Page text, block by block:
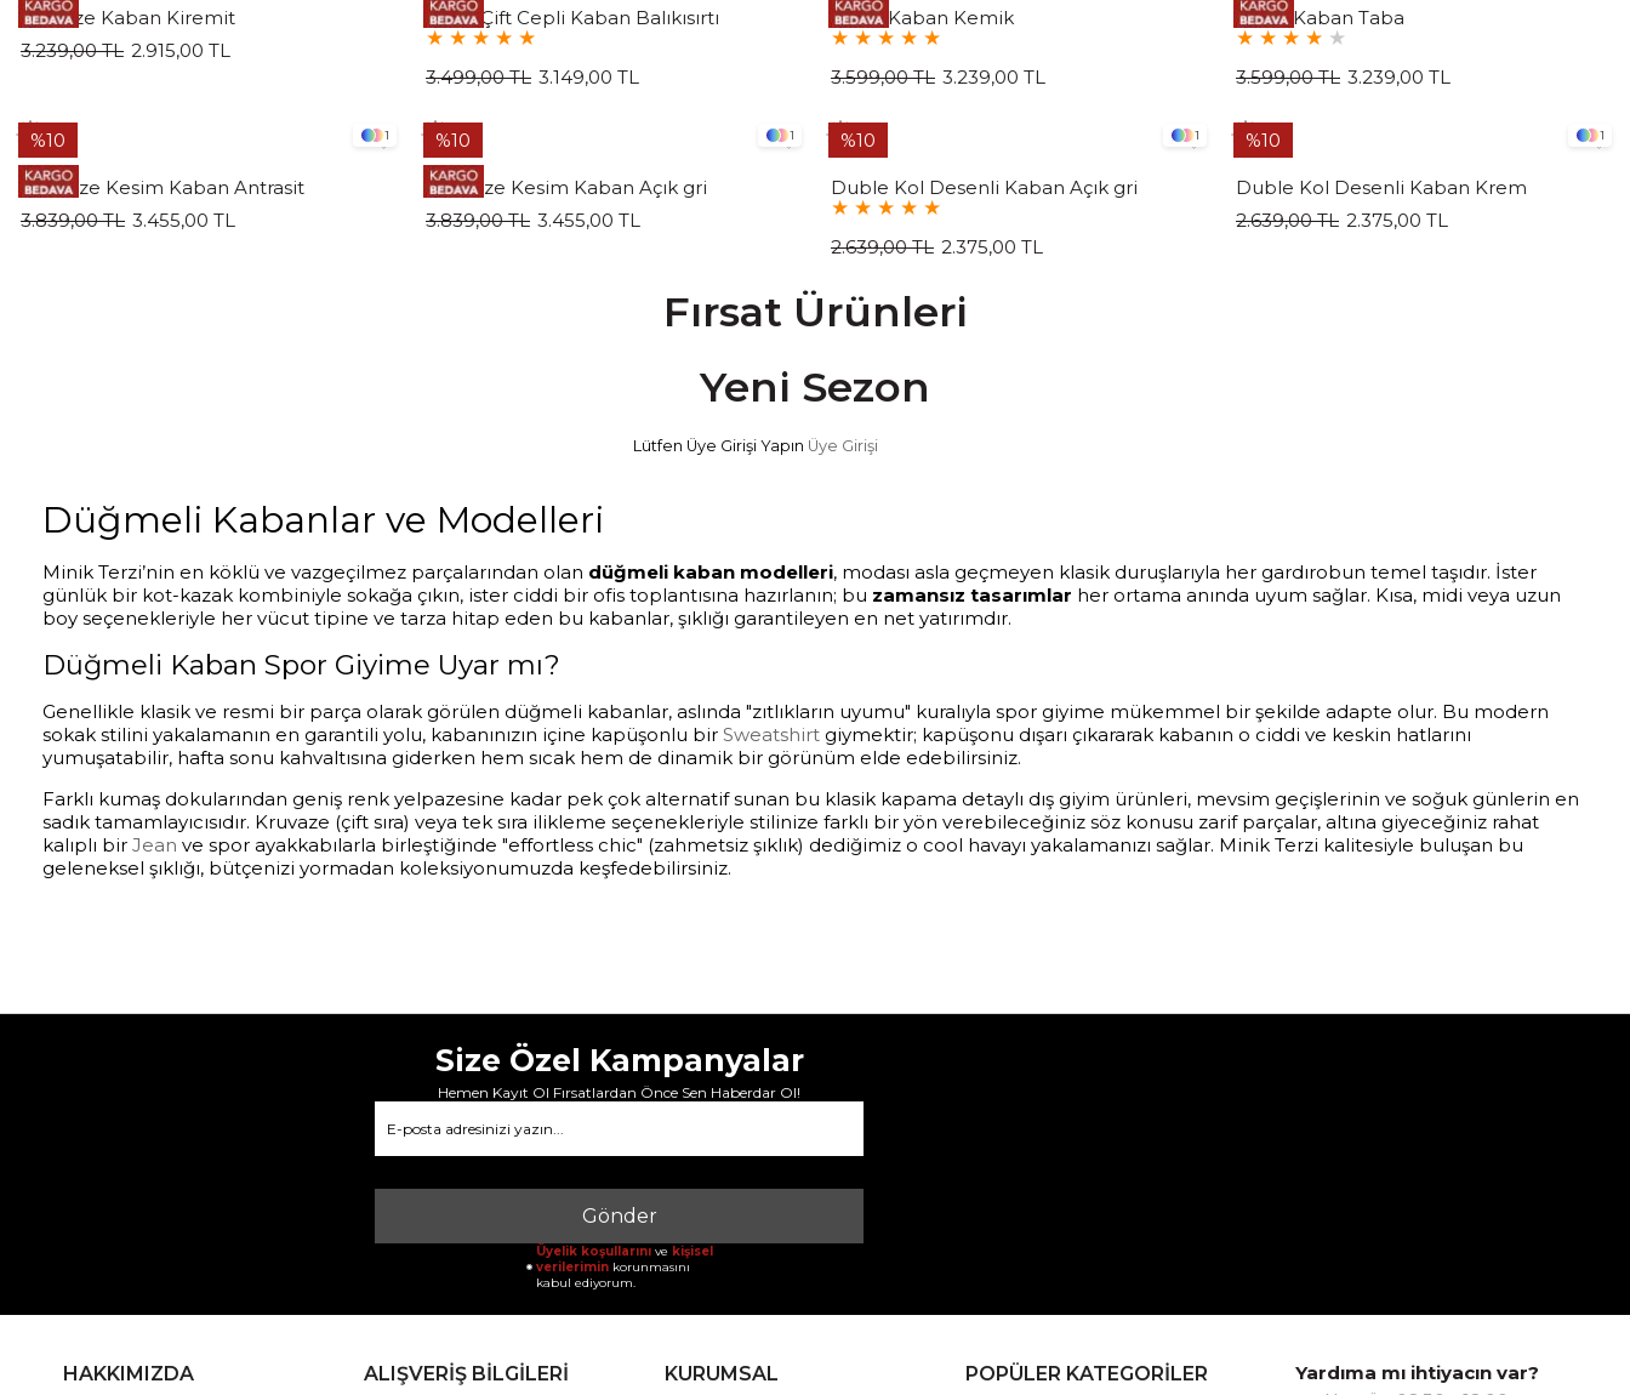
Kruvaze Kaban Kiremit
2.915,00 TL
3.239,00 TL
Uzun Çift Cepli Kaban Balıkısırtı
★ ★ ★ ★ ★
3.149,00 TL
3.499,00 TL
Retro Kaban Kemik
★ ★ ★ ★ ★
3.239,00 TL
3.599,00 TL
Retro Kaban Taba
★ ★ ★ ★ ★
3.239,00 TL
3.599,00 TL
1
Oversize Kesim Kaban Antrasit
3.455,00 TL
3.839,00 TL
%10 1
Oversize Kesim Kaban Açık gri
3.455,00 TL
3.839,00 TL
%10 1
Duble Kol Desenli Kaban Açık gri
★ ★ ★ ★ ★
2.375,00 TL
2.639,00 TL
%10 1
Duble Kol Desenli Kaban Krem
2.375,00 TL
2.639,00 TL
%10
Fırsat Ürünleri
Yeni Sezon
Lütfen Üye Girişi Yapın Üye Girişi
Düğmeli Kabanlar ve Modelleri
Minik Terzi’nin en köklü ve vazgeçilmez parçalarından olan düğmeli kaban modelleri, modası asla geçmeyen klasik duruşlarıyla her gardırobun temel taşıdır. İster
günlük bir kot-kazak kombiniyle sokağa çıkın, ister ciddi bir ofis toplantısına hazırlanın; bu zamansız tasarımlar her ortama anında uyum sağlar. Kısa, midi veya uzun
boy seçenekleriyle her vücut tipine ve tarza hitap eden bu kabanlar, şıklığı garantileyen en net yatırımdır.
Düğmeli Kaban Spor Giyime Uyar mı?
Genellikle klasik ve resmi bir parça olarak görülen düğmeli kabanlar, aslında "zıtlıkların uyumu" kuralıyla spor giyime mükemmel bir şekilde adapte olur. Bu modern
sokak stilini yakalamanın en garantili yolu, kabanınızın içine kapüşonlu bir Sweatshirt giymektir; kapüşonu dışarı çıkararak kabanın o ciddi ve keskin hatlarını
yumuşatabilir, hafta sonu kahvaltısına giderken hem sıcak hem de dinamik bir görünüm elde edebilirsiniz.
Farklı kumaş dokularından geniş renk yelpazesine kadar pek çok alternatif sunan bu klasik kapama detaylı dış giyim ürünleri, mevsim geçişlerinin ve soğuk günlerin en
sadık tamamlayıcısıdır. Kruvaze (çift sıra) veya tek sıra ilikleme seçenekleriyle stilinize farklı bir yön verebileceğiniz söz konusu zarif parçalar, altına giyeceğiniz rahat
kalıplı bir Jean ve spor ayakkabılarla birleştiğinde "effortless chic" (zahmetsiz şıklık) dediğimiz o cool havayı yakalamanızı sağlar. Minik Terzi kalitesiyle buluşan bu
geleneksel şıklığı, bütçenizi yormadan koleksiyonumuzda keşfedebilirsiniz.
Size Özel Kampanyalar
Hemen Kayıt Ol Fırsatlardan Önce Sen Haberdar Ol!
Gönder
Üyelik koşullarını ve kişisel
verilerimin korunmasını
kabul ediyorum.
HAKKIMIZDA ALIŞVERİŞ BİLGİLERİ KURUMSAL POPÜLER KATEGORİLER Yardıma mı ihtiyacın var?